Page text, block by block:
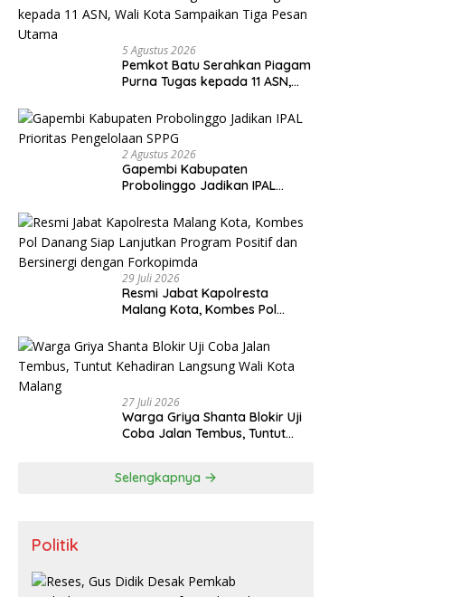
5 Agustus 2026
Pemkot Batu Serahkan Piagam
Purna Tugas kepada 11 ASN,
Pesan Utama
2 Agustus 2026
Gapembi Kabupaten
Probolinggo Jadikan IPAL
29 Juli 2026
Resmi Jabat Kapolresta
Malang Kota, Kombes Pol
Program Positif dan Bersinergi
dengan Forkopimda
27 Juli 2026
Warga Griya Shanta Blokir Uji
Coba Jalan Tembus, Tuntut
Selengkapnya
Politik